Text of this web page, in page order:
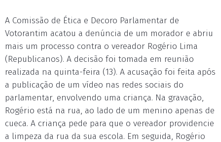
A Comissão de Ética e Decoro Parlamentar de
Votorantim acatou a denúncia de um morador e abriu
mais um processo contra o vereador Rogério Lima
(Republicanos). A decisão foi tomada em reunião
realizada na quinta-feira (13). A acusação foi feita após
a publicação de um vídeo nas redes sociais do
parlamentar, envolvendo uma criança. Na gravação,
Rogério está na rua, ao lado de um menino apenas de
cueca. A criança pede para que o vereador providencie
a limpeza da rua da sua escola. Em seguida, Rogério